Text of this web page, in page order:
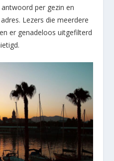
antwoord per gezin en
Lezers die meerdere
er genadeloos uitgefilterd